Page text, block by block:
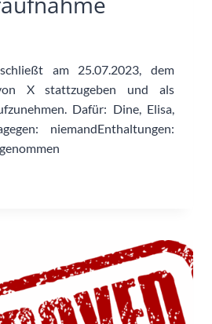
am 25.07.2023, dem
X stattzugeben und als
Dafür: Dine, Elisa,
niemandEnthaltungen: